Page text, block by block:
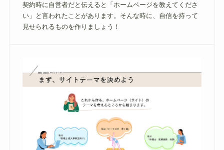
契約時に自営者だと伝えると「ホームページを教えてくださ
い」と言われたことがあります。そんな時に、自信を持って
見せられるものを作りましょう！